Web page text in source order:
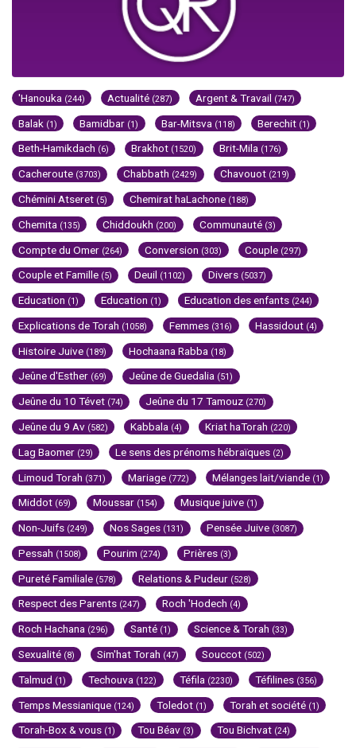
'Hanouka (244) Actualité (287) Argent & Travail (747)
Balak (1) Bamidbar (1) Bar-Mitsva (118) Berechit (1)
Beth-Hamikdach (6) Brakhot (1520) Brit-Mila (176)
Cacheroute (3703) Chabbath (2429) Chavouot (219)
Chémini Atseret (5) Chemirat haLachone (188)
Chemita (135) Chiddoukh (200) Communauté (3)
Compte du Omer (264) Conversion (303) Couple (297)
Couple et Famille (5) Deuil (1102) Divers (5037)
Education (1) Education (1) Education des enfants (244)
Explications de Torah (1058) Femmes (316) Hassidout (4)
Histoire Juive (189) Hochaana Rabba (18)
Jeûne d'Esther (69) Jeûne de Guedalia (51)
Jeûne du 10 Tévet (74) Jeûne du 17 Tamouz (270)
Jeûne du 9 Av (582) Kabbala (4) Kriat haTorah (220)
Lag Baomer (29) Le sens des prénoms hébraïques (2)
Limoud Torah (371) Mariage (772) Mélanges lait/viande (1)
Middot (69) Moussar (154) Musique juive (1)
Non-Juifs (249) Nos Sages (131) Pensée Juive (3087)
Pessah (1508) Pourim (274) Prières (3)
Pureté Familiale (578) Relations & Pudeur (528)
Respect des Parents (247) Roch 'Hodech (4)
Roch Hachana (296) Santé (1) Science & Torah (33)
Sexualité (8) Sim'hat Torah (47) Souccot (502)
Talmud (1) Techouva (122) Téfila (2230) Téfilines (356)
Temps Messianique (124) Toledot (1) Torah et société (1)
Torah-Box & vous (1) Tou Béav (3) Tou Bichvat (24)